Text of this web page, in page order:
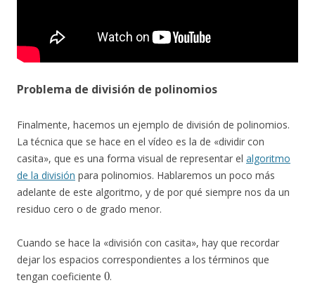
Problema de división de polinomios
Finalmente, hacemos un ejemplo de división de polinomios.
La técnica que se hace en el vídeo es la de «dividir con
casita», que es una forma visual de representar el algoritmo
de la división para polinomios. Hablaremos un poco más
adelante de este algoritmo, y de por qué siempre nos da un
residuo cero o de grado menor.
Cuando se hace la «división con casita», hay que recordar
dejar los espacios correspondientes a los términos que
tengan coeficiente
0
.